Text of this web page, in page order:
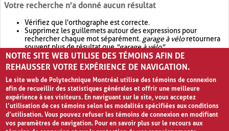
Votre recherche n'a donné aucun résultat
Vérifiez que l'orthographe est correcte.
Supprimez les guillemets autour des expressions pour
rechercher chaque mot séparément. garage à véloretournera
souvent plus de résultat que"garage à vélo".
Envisagez d'élargir votre recherche avec OR.garage OR vélo
retournera souvent plus de résultat quegarage à vélo
NOTRE SITE WEB UTILISE DES TÉMOINS AFIN DE
REHAUSSER VOTRE EXPÉRIENCE DE NAVIGATION.
Le site web de Polytechnique Montréal utilise des témoins de connexion
afin de recueillir des statistiques générales et offrir une meilleure
expérience à ses visiteurs. En naviguant sur le site, vous acceptez
l’utilisation de ces témoins selon les modalités spécifiées aux conditions
d’utilisation. Vous pouvez refuser les témoins de connexion en modifiant
vos paramètres de navigation. Pour en savoir plus sur le recours aux